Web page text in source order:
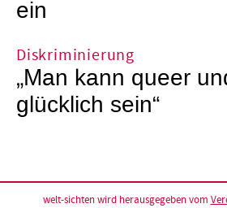
ein
Diskriminierung
„Man kann queer
glücklich sein“
welt-sichten wird herausgegeben vom